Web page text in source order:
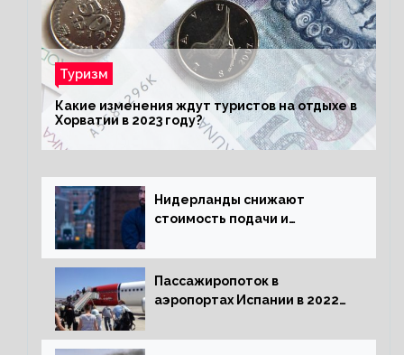
Туризм
Какие изменения ждут туристов на отдыхе в
Хорватии в 2023 году?
Нидерланды снижают
стоимость подачи и
жительство
Пассажиропоток в
аэропортах Испании в 2022
процентов